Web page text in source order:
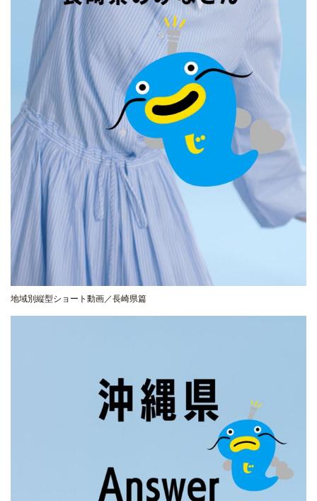
地域別縦型ショート動画／長崎県篇